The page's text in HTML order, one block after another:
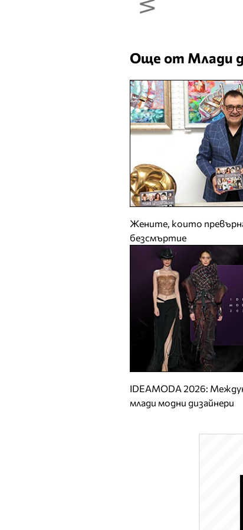
Още от Млади
Жените, които
безсмъртие
IDEAMODA 2026:
млади модни дизайнери